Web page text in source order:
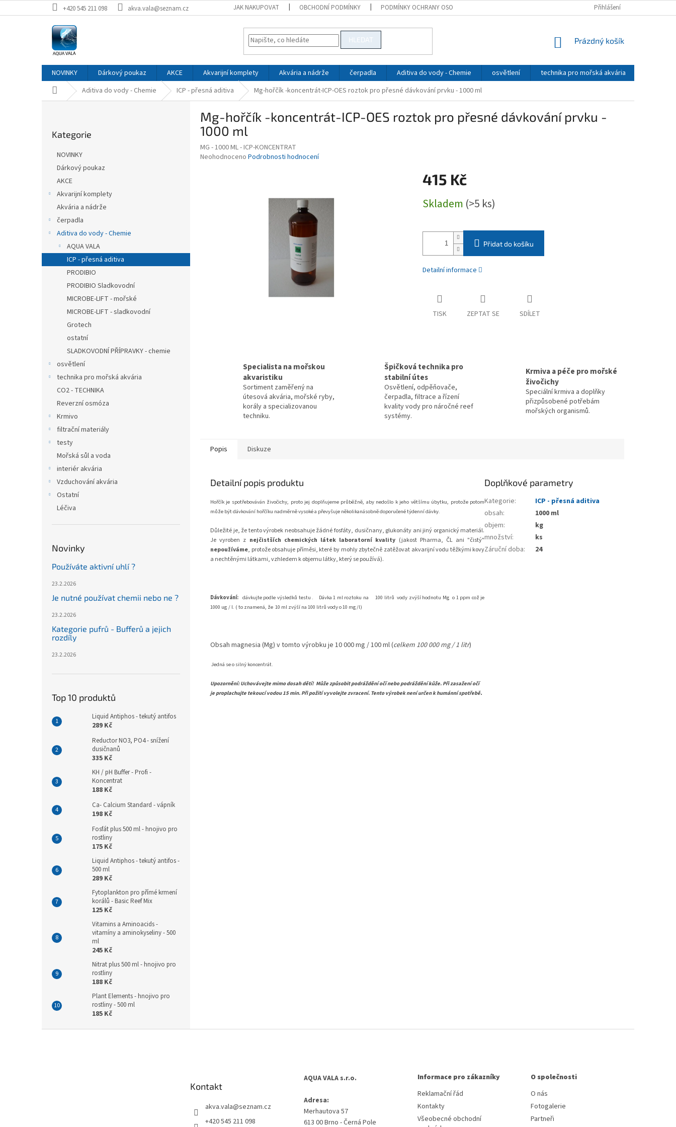
na
+420 545 211 098 akva.vala@seznam.cz JAK NAKUPOVAT OBCHODNÍ PODMÍNKY PODMÍNKY OCHRANY OSOBNÍCH ÚDAJŮ Přihlášení
HLEDAT
NÁKUPNÍ
Prázdný košík
NOVINKY Dárkový poukaz AKCE Akvarijní komplety Akvária a nádrže čerpadla Aditiva do vody - Chemie osvětlení technika pro mořská akvária
Domů Aditiva do vody - Chemie ICP - přesná aditiva Mg-hořčík -koncentrát-ICP-OES roztok pro přesné dávkování prvku - 1000 ml
l
kategorie
Kategorie
NOVINKY
Dárkový poukaz
AKCE
Akvarijní komplety
Akvária a nádrže
čerpadla
Aditiva do vody - Chemie
AQUA VALA
ICP - přesná aditiva
PRODIBIO
PRODIBIO Sladkovodní
MICROBE-LIFT - mořské
MICROBE-LIFT - sladkovodní
Grotech
ostatní
SLADKOVODNÍ PŘÍPRAVKY - chemie
osvětlení
technika pro mořská akvária
CO2 - TECHNIKA
Reverzní osmóza
Krmivo
filtrační materiály
testy
Mořská sůl a voda
interiér akvária
Vzduchování akvária
Ostatní
Léčiva
Novinky
Používáte aktivní uhlí ?
23.2.2026
Je nutné používat chemii nebo ne ?
23.2.2026
Kategorie pufrů - Bufferů a jejich
rozdíly
23.2.2026
Top 10 produktů
Liquid Antiphos - tekutý antifos
289 Kč
Reductor NO3, PO4 - snížení
dusičnanů
335 Kč
KH / pH Buffer - Profi -
Koncentrat
188 Kč
Ca- Calcium Standard - vápník
198 Kč
Fosfát plus 500 ml - hnojivo pro
rostliny
175 Kč
Liquid Antiphos - tekutý antifos -
500 ml
289 Kč
Fytoplankton pro přímé krmení
korálů - Basic Reef Mix
125 Kč
Vitamins a Aminoacids -
vitamíny a aminokyseliny - 500
ml
245 Kč
Nitrat plus 500 ml - hnojivo pro
rostliny
188 Kč
Plant Elements - hnojivo pro
rostliny - 500 ml
185 Kč
Mg-hořčík -koncentrát-ICP-OES roztok pro přesné dávkování prvku -
1000 ml
MG - 1000 ML - ICP-KONCENTRAT
Průměrné
Neohodnoceno Podrobnosti hodnocení
415 Kč
cena:
Skladem (>5 ks)
Přidat do košíku
Detailní informace
TISK ZEPTAT SE SDÍLET
Specialista na mořskou
akvaristiku
Sortiment zaměřený na
útesová akvária, mořské ryby,
korály a specializovanou
techniku.
Špičková technika pro
stabilní útes
Osvětlení, odpěňovače,
čerpadla, filtrace a řízení
kvality vody pro náročné reef
systémy.
Krmiva a péče pro mořské
živočichy
Speciální krmiva a doplňky
přizpůsobené potřebám
mořských organismů.
Popis Diskuze
Detailní popis produktu
Hořčík je spotřebováván živočichy, proto jej doplňujeme průběžně, aby nedošlo k jeho většímu úbytku, protože potom
může být dávkování hořčíku nadměrně vysoké a převyšuje několikanásobně doporučené týdenní dávky.
Důležité je, že tento výrobek neobsahuje žádné fosfáty, dusičnany, glukonáty ani jiný organický materiál.
Je vyroben z nejčistších chemických látek laboratorní kvality (jakost Pharma, ČL ani "čistý"
nepoužíváme, protože obsahuje příměsi, které by mohly zbytečně zatěžovat akvarijní vodu těžkými kovy
a nechtěnými látkami, vzhledem k objemu látky, který se používá).
Dávkování: dávkujte podle výsledků testu . Dávka 1 ml roztoku na 100 litrů vody zvýší hodnotu Mg o 1 ppm což je
1000 ug / l. ( to znamená, že 10 ml zvýší na 100 litrů vody o 10 mg/l)
Obsah magnesia (Mg) v tomto výrobku je 10 000 mg / 100 ml (celkem 100 000 mg / 1 litr)
Jedná se o silný koncentrát.
Upozornění: Uchovávejte mimo dosah dětí! Může způsobit podráždění očí nebo podráždění kůže. Při zasažení očí
je proplachujte tekoucí vodou 15 min. Při požití vyvolejte zvracení. Tento výrobek není určen k humánní spotřebě.
Doplňkové parametry
Kategorie:
ICP - přesná aditiva
obsah:
1000 ml
objem:
kg
množství:
ks
Záruční doba: 24
Kontakt
akva.vala@seznam.cz
+420 545 211 098
AQUA VALA s.r.o.
Adresa:
Merhautova 57
613 00 Brno - Černá Pole
Informace pro zákazníky
Reklamační řád
Kontakty
Všeobecné obchodní
O společnosti
O nás
Fotogalerie
Partneři